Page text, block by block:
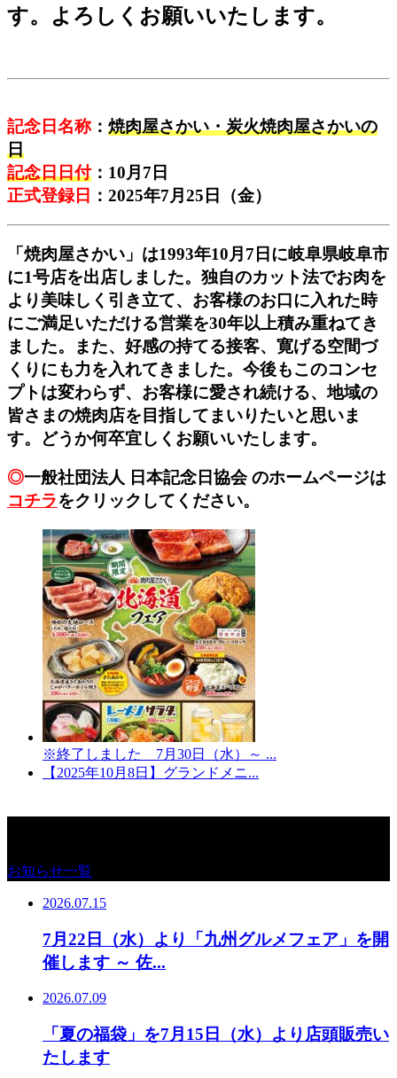
す。よろしくお願いいたします。
記念日名称： 焼肉屋さかい・炭火焼肉屋さかいの
日
記念日日付：10月7日
正式登録日 ：2025年7月25日（金）
「焼肉屋さかい」は1993年10月7日に岐阜県岐阜市
に1号店を出店しました。独自のカット法でお肉を
より美味しく引き立て、お客様のお口に入れた時
にご満足いただける営業を30年以上積み重ねてき
ました。また、好感の持てる接客、寛げる空間づ
くりにも力を入れてきました。今後もこのコンセ
プトは変わらず、お客様に愛され続ける、地域の
皆さまの焼肉店を目指してまいりたいと思いま
す。どうか何卒宜しくお願いいたします。
◎一般社団法人 日本記念日協会 のホームページは
コチラをクリックしてください。
※終了しました 7月30日（水）～ ...
【2025年10月8日】グランドメニ...
お知らせ一覧
2026.07.15
7月22日（水）より「九州グルメフェア」を開
催します ～ 佐...
2026.07.09
「夏の福袋」を7月15日（水）より店頭販売い
たします